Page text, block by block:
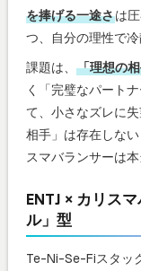
を捧げる一途さは
つ、自分の理性で
課題は、 「理想の
く「完璧なパート
て、小さなズレに
相手」は存在しな
スマバランサーは
ENTJ × カリス
ル」型
Te-Ni-Se-Fiスタッ